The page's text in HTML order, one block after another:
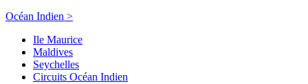
Océan Indien >
Ile Maurice
Maldives
Seychelles
Circuits Océan Indien